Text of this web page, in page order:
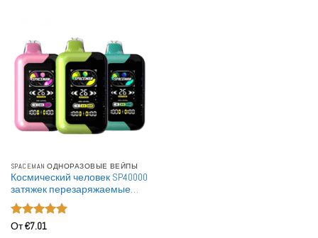
SPACEMAN ОДНОРАЗОВЫЕ ВЕЙПЫ
Космический человек SP40000
затяжек перезаряжаемые
оптовая покупка одноразовые
вейпы для перепродажи
Оценка
От€7.01